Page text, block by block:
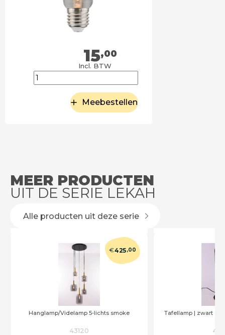
15,00
Incl. BTW
Meebestellen
MEER PRODUCTEN
UIT DE SERIE LEKAH
Alle producten uit deze serie
Hanglamp/Videlamp 5-lichts smoke
€425,00
43120
Tafellamp | zwart goud met smoke glas -